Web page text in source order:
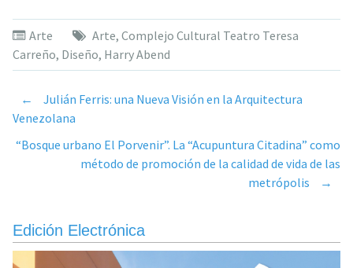
Arte Arte, Complejo Cultural Teatro Teresa
Carreño, Diseño, Harry Abend
Post
navigation
←
Julián Ferris: una Nueva Visión en la Arquitectura
Venezolana
“Bosque urbano El Porvenir”. La “Acupuntura Citadina” como
método de promoción de la calidad de vida de las
metrópolis
→
Edición Electrónica